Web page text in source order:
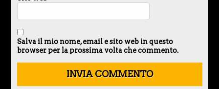
Salva il mio nome, email e sito web in questo
browser per la prossima volta che commento.